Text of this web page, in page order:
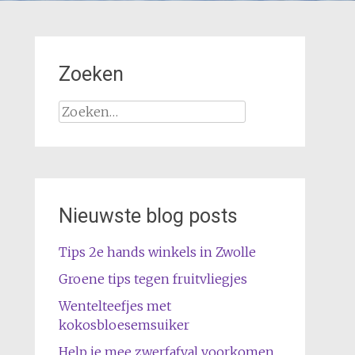
Zoeken
Zoeken
Nieuwste blog posts
Tips 2e hands winkels in Zwolle
Groene tips tegen fruitvliegjes
Wentelteefjes met
kokosbloesemsuiker
Help je mee zwerfafval voorkomen